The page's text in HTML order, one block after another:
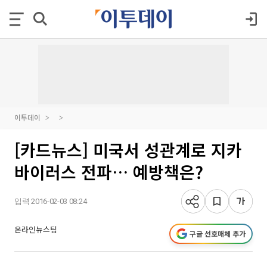
이투데이
[카드뉴스] 미국서 성관계로 지카
바이러스 전파… 예방책은?
입력 2016-02-03 08:24
온라인뉴스팀 구글 선호매체 추가